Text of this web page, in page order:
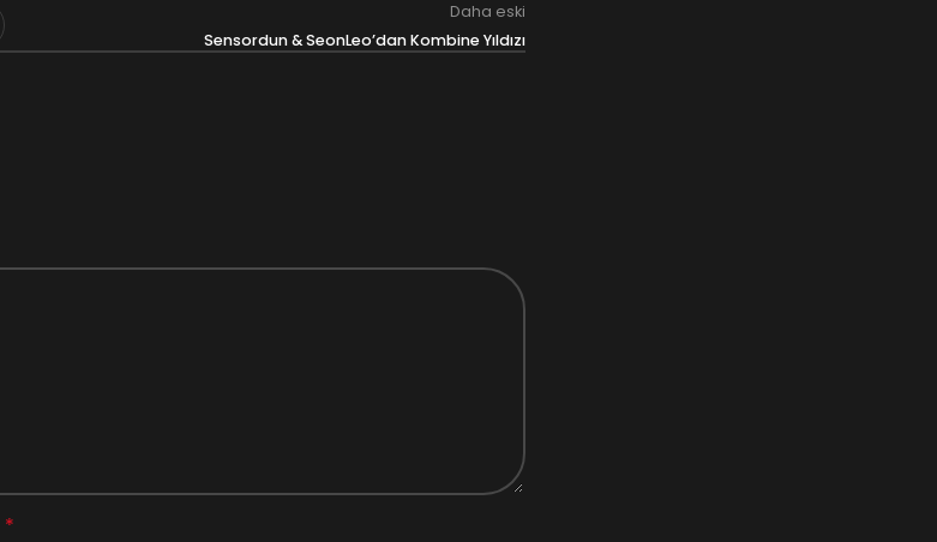
Daha eski
Sensordun & SeonLeo’dan Kombine Yıldızı
*